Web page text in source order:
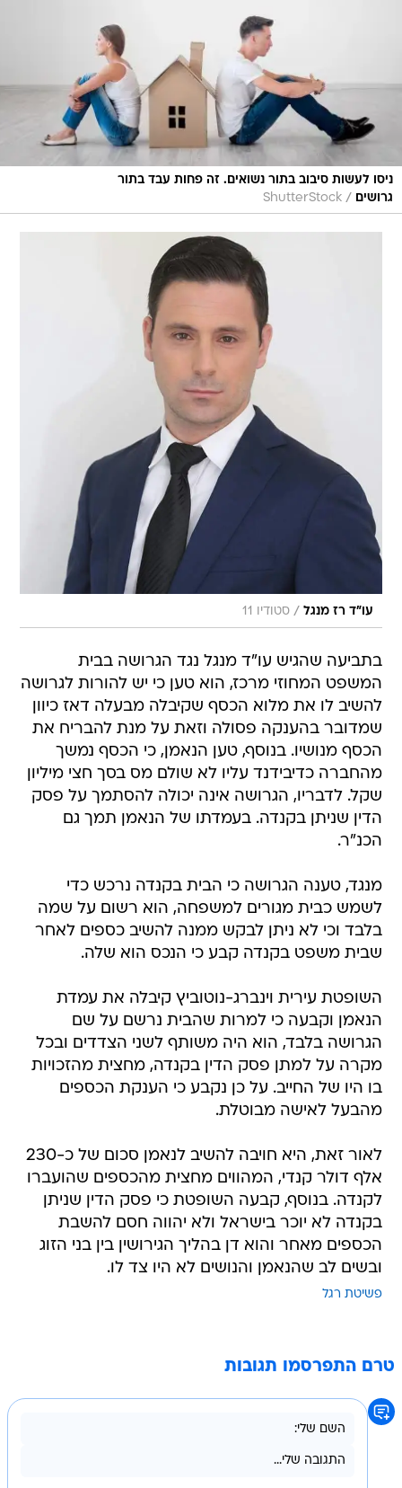
ניסו לעשות סיבוב בתור נשואים. זה פחות עבד בתור
ShutterStock
בתביעה שהגיש עו"ד מנגל נגד הגרושה בבית
להשיב לו את מלוא הכסף שקיבלה מבעלה דאז כיוון
שמדובר בהענקה פסולה וזאת על מנת להבריח את
הכסף מנושיו. בנוסף, טען הנאמן, כי הכסף נמשך
מהחברה כדיבידנד עליו לא שולם מס בסך חצי מיליון
שקל. לדבריו, הגרושה אינה יכולה להסתמך על פסק
הדין שניתן בקנדה. בעמדתו של הנאמן תמך גם
הכנ"ר.
מנגד, טענה הגרושה כי הבית בקנדה נרכש כדי
בלבד וכי לא ניתן לבקש ממנה להשיב כספים לאחר
שבית משפט בקנדה קבע כי הנכס הוא שלה.
השופטת עירית וינברג-נוטוביץ קיבלה את עמדת
הגרושה בלבד, הוא היה משותף לשני הצדדים ובכל
מקרה על למתן פסק הדין בקנדה, מחצית מהזכויות
בו היו של החייב. על כן נקבע כי הענקת הכספים
מהבעל לאישה מבוטלת.
לקנדה. בנוסף, קבעה השופטת כי פסק הדין שניתן
בקנדה לא יוכר בישראל ולא יהווה חסם להשבת
הכספים מאחר והוא דן בהליך הגירושין בין בני הזוג
ובשים לב שהנאמן והנושים לא היו צד לו.
פשיטת רגל